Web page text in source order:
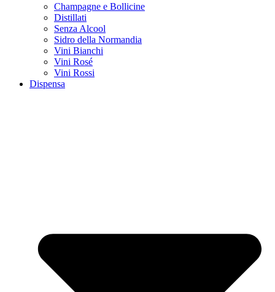
Champagne e Bollicine
Distillati
Senza Alcool
Sidro della Normandia
Vini Bianchi
Vini Rosé
Vini Rossi
Dispensa